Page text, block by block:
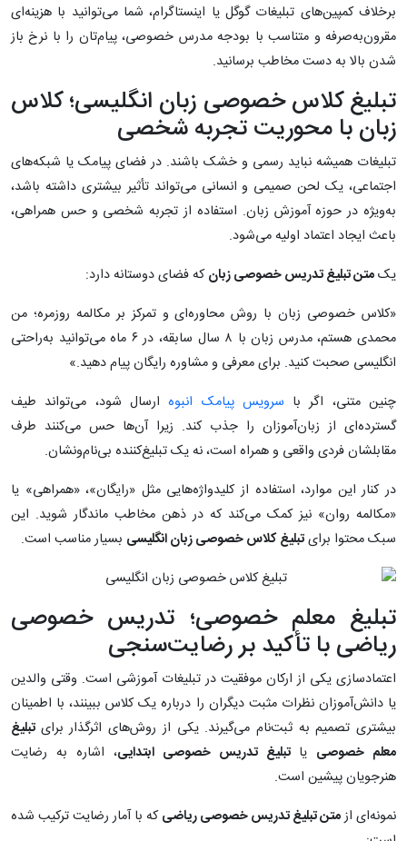
برخلاف کمپین‌های تبلیغات گوگل یا اینستاگرام، شما می‌توانید با هزینه‌ای
مقرون‌به‌صرفه و متناسب با بودجه مدرس خصوصی، پیام‌تان را با نرخ باز
شدن بالا به دست مخاطب برسانید.
تبلیغ کلاس خصوصی زبان انگلیسی؛ کلاس
زبان با محوریت تجربه شخصی
تبلیغات همیشه نباید رسمی و خشک باشند. در فضای پیامک یا شبکه‌های
اجتماعی، یک لحن صمیمی و انسانی می‌تواند تأثیر بیشتری داشته باشد،
به‌ویژه در حوزه آموزش زبان. استفاده از تجربه شخصی و حس همراهی،
باعث ایجاد اعتماد اولیه می‌شود.
یکمتن تبلیغ تدریس خصوصی زبانکه فضای دوستانه دارد:
«کلاس خصوصی زبان با روش محاوره‌ای و تمرکز بر مکالمه روزمره؛ من
محمدی هستم، مدرس زبان با ۸ سال سابقه، در ۶ ماه می‌توانید به‌راحتی
انگلیسی صحبت کنید. برای معرفی و مشاوره رایگان پیام دهید.»
چنین متنی، اگر با سرویس پیامک انبوهارسال شود، می‌تواند طیف
گسترده‌ای از زبان‌آموزان را جذب کند. زیرا آن‌ها حس می‌کنند طرف
مقابلشان فردی واقعی و همراه است، نه یک تبلیغ‌کننده بی‌نام‌ونشان.
در کنار این موارد، استفاده از کلیدواژه‌هایی مثل «رایگان»، «همراهی» یا
«مکالمه روان» نیز کمک می‌کند که در ذهن مخاطب ماندگار شوید. این
سبک محتوا برایتبلیغ کلاس خصوصی زبان انگلیسی بسیار مناسب است.
تبلیغ معلم خصوصی؛ تدریس خصوصی
ریاضی با تأکید بر رضایت‌سنجی
اعتمادسازی یکی از ارکان موفقیت در تبلیغات آموزشی است. وقتی والدین
یا دانش‌آموزان نظرات مثبت دیگران را درباره یک کلاس ببینند، با اطمینان
بیشتری تصمیم به ثبت‌نام می‌گیرند. یکی از روش‌های اثرگذار برای تبلیغ
معلم خصوصی یا تبلیغ تدریس خصوصی ابتدایی، اشاره به رضایت
هنرجویان پیشین است.
نمونه‌ای ازمتن تبلیغ تدریس خصوصی ریاضیکه با آمار رضایت ترکیب شده